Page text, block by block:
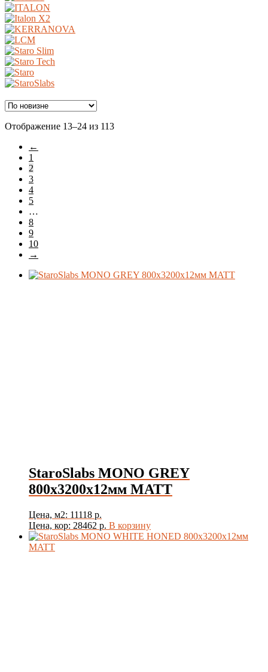
Ценовой фильтр
Материал
Формат
Производитель
Коллекция
Отображение 13–24 из 113Сортировка:
←
1
2
3
4
5
…
8
9
10
→
StaroSlabs MONO GREY
800х3200х12мм MATT
Цена, м2: 11118 р.
Цена, кор: 28462 р. В корзину